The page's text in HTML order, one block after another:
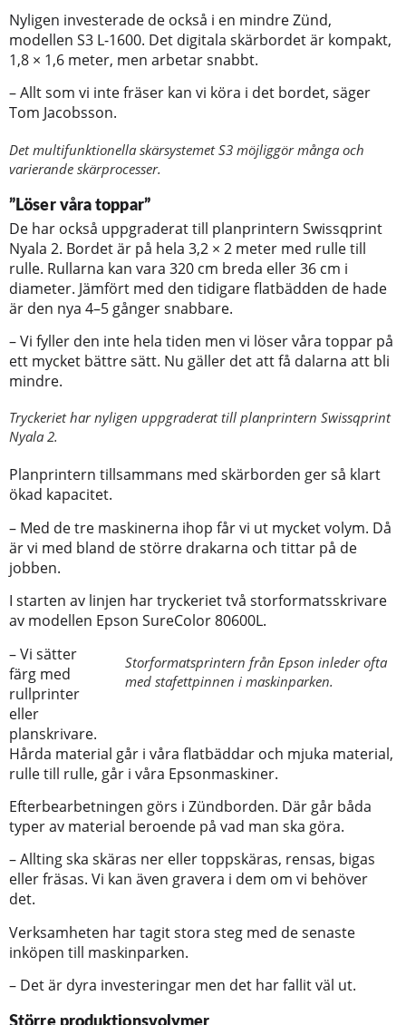
Nyligen investerade de också i en mindre Zünd,
modellen S3 L-1600. Det digitala skärbordet är kompakt,
1,8 × 1,6 meter, men arbetar snabbt.
– Allt som vi inte fräser kan vi köra i det bordet, säger
Tom Jacobsson.
Det multifunktionella skärsystemet S3 möjliggör många och
varierande skärprocesser.
”Löser våra toppar”
De har också uppgraderat till planprintern Swissqprint
Nyala 2. Bordet är på hela 3,2 × 2 meter med rulle till
rulle. Rullarna kan vara 320 cm breda eller 36 cm i
diameter. Jämfört med den tidigare flatbädden de hade
är den nya 4–5 gånger snabbare.
– Vi fyller den inte hela tiden men vi löser våra toppar på
ett mycket bättre sätt. Nu gäller det att få dalarna att bli
mindre.
Tryckeriet har nyligen uppgraderat till planprintern Swissqprint
Nyala 2.
Planprintern tillsammans med skärborden ger så klart
ökad kapacitet.
– Med de tre maskinerna ihop får vi ut mycket volym. Då
är vi med bland de större drakarna och tittar på de
jobben.
I starten av linjen har tryckeriet två storformatsskrivare
av modellen Epson SureColor 80600L.
Storformatsprintern från Epson inleder ofta
med stafettpinnen i maskinparken.
– Vi sätter
färg med
rullprinter
eller
planskrivare.
Hårda material går i våra flatbäddar och mjuka material,
rulle till rulle, går i våra Epsonmaskiner.
Efterbearbetningen görs i Zündborden. Där går båda
typer av material beroende på vad man ska göra.
– Allting ska skäras ner eller toppskäras, rensas, bigas
eller fräsas. Vi kan även gravera i dem om vi behöver
det.
Verksamheten har tagit stora steg med de senaste
inköpen till maskinparken.
– Det är dyra investeringar men det har fallit väl ut.